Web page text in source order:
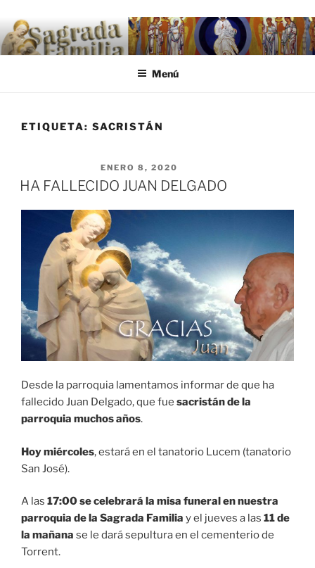
.
Menú
ETIQUETA: SACRISTÁN
ENERO 8, 2020
HA FALLECIDO JUAN DELGADO
Desde la parroquia lamentamos informar de que ha
fallecido Juan Delgado, que fue sacristán de la
parroquia muchos años.
Hoy miércoles, estará en el tanatorio Lucem (tanatorio
San José).
A las 17:00 se celebrará la misa funeral en nuestra
parroquia de la Sagrada Familia y el jueves a las 11 de
la mañana se le dará sepultura en el cementerio de
Torrent.